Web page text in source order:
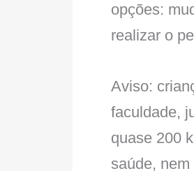
opções:
realizar o
Aviso:
faculdade,
quase 200
saúde,